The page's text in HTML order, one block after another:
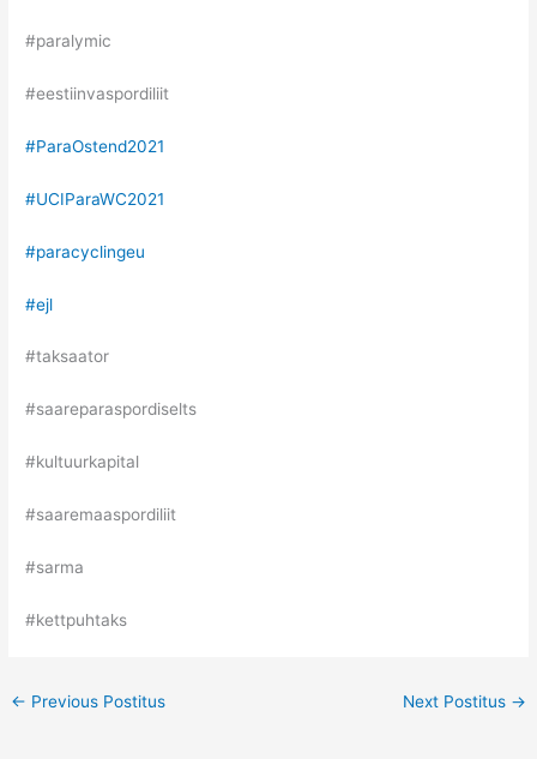
#paralymic
#eestiinvaspordiliit
#ParaOstend2021
#UCIParaWC2021
#paracyclingeu
#ejl
#taksaator
#saareparaspordiselts
#kultuurkapital
#saaremaaspordiliit
#sarma
#kettpuhtaks
← Previous Postitus Next Postitus →